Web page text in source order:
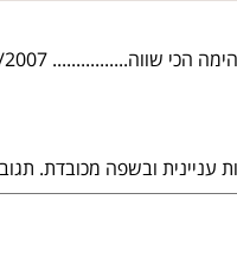
01/09/2007 17:57:38
עניינית ובשפה מכובדת.